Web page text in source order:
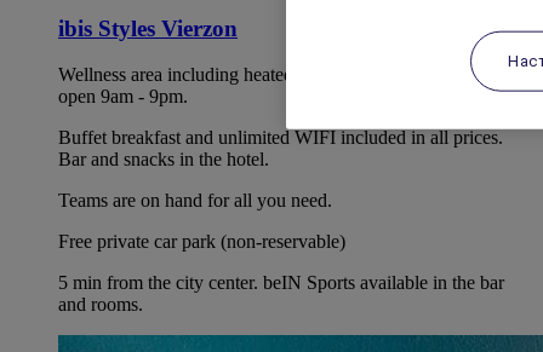
ibis Styles Vierzon
Wellness area including heated pool and fitness equipment
open 9am - 9pm.
Buffet breakfast and unlimited WIFI included in all prices.
Bar and snacks in the hotel.
Teams are on hand for all you need.
Free private car park (non-reservable)
5 min from the city center. beIN Sports available in the bar
and rooms.